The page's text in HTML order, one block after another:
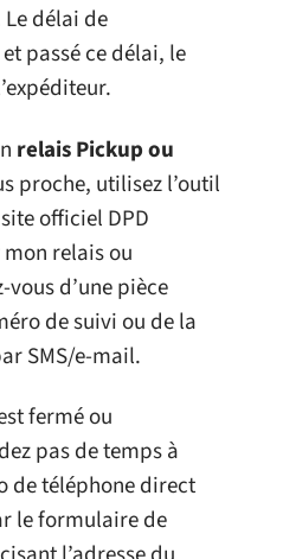
délai de
passé ce délai, le
relais Pickup ou
proche, utilisez l’outil
officiel DPD
relais ou
vous d’une pièce
de suivi ou de la
SMS/e-mail.
fermé ou
pas de temps à
de téléphone direct
le formulaire de